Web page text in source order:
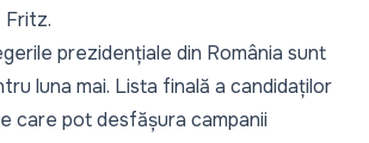
Fritz.
prezidențiale din România sunt
luna mai. Lista finală a candidaților
care pot desfășura campanii